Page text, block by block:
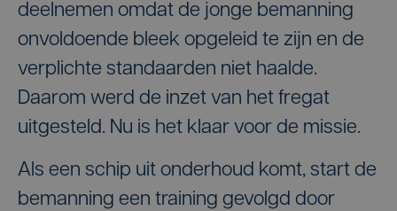
deelnemen omdat de jonge bemanning
onvoldoende bleek opgeleid te zijn en de
verplichte standaarden niet haalde.
Daarom werd de inzet van het fregat
uitgesteld. Nu is het klaar voor de missie.
Als een schip uit onderhoud komt, start de
bemanning een training gevolgd door